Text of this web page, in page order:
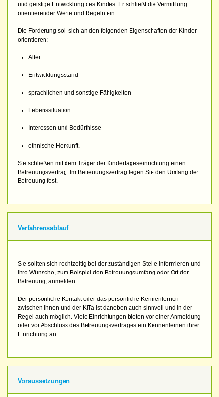
und geistige Entwicklung des Kindes. Er schließt die Vermittlung
orientierender Werte und Regeln ein.
Die Förderung soll sich an den folgenden Eigenschaften der Kinder
orientieren:
Alter
Entwicklungsstand
sprachlichen und sonstige Fähigkeiten
Lebenssituation
Interessen und Bedürfnisse
ethnische Herkunft.
Sie schließen mit dem Träger der Kindertageseinrichtung einen
Betreuungsvertrag. Im Betreuungsvertrag legen Sie den Umfang der
Betreuung fest.
Verfahrensablauf
Sie sollten sich rechtzeitig bei der zuständigen Stelle informieren und
Ihre Wünsche, zum Beispiel den Betreuungsumfang oder Ort der
Betreuung, anmelden.
Der persönliche Kontakt oder das persönliche Kennenlernen
zwischen Ihnen und der KiTa ist daneben auch sinnvoll und in der
Regel auch möglich. Viele Einrichtungen bieten vor einer Anmeldung
oder vor Abschluss des Betreuungsvertrages ein Kennenlernen ihrer
Einrichtung an.
Voraussetzungen